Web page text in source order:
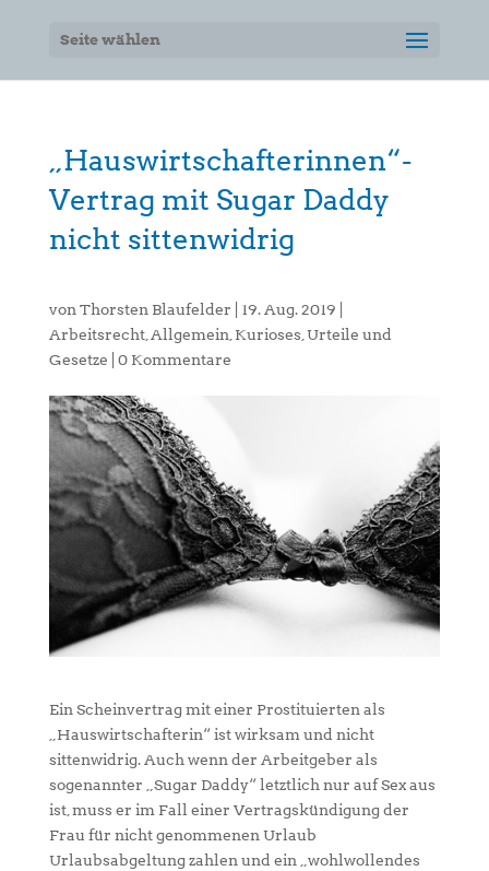
Seite wählen
„Hauswirtschafterinnen“-
Vertrag mit Sugar Daddy
nicht sittenwidrig
von Thorsten Blaufelder 19. Aug. 2019
Arbeitsrecht, Allgemein Kurioses, Urteile und
Gesetze
0 Kommentare
Ein Scheinvertrag mit einer Prostituierten als
„Hauswirtschafterin“ ist wirksam und nicht
sittenwidrig. Auch wenn der Arbeitgeber als
sogenannter „Sugar Daddy“ letztlich nur auf Sex aus
ist, muss er im Fall einer Vertragskündigung der
Frau für nicht genommenen Urlaub
Urlaubsabgeltung zahlen und ein „wohlwollendes